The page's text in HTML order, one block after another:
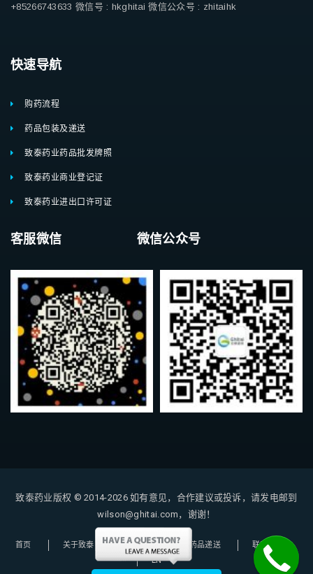
+85266743633 微信号 : hkghitai 微信公众号 : zhitaihk
快速导航
购药流程
药品包装及递送
致泰药业药品批发牌照
致泰药业商业登记证
致泰药业进出口许可证
客服微信 微信公众号
致泰药业版权 © 2014-2026如有意见，合作建议或投诉，请发电邮到
wilson@ghitai.com，谢谢！
首页 关于致泰 购药指南 药品递送
联系我们
EN